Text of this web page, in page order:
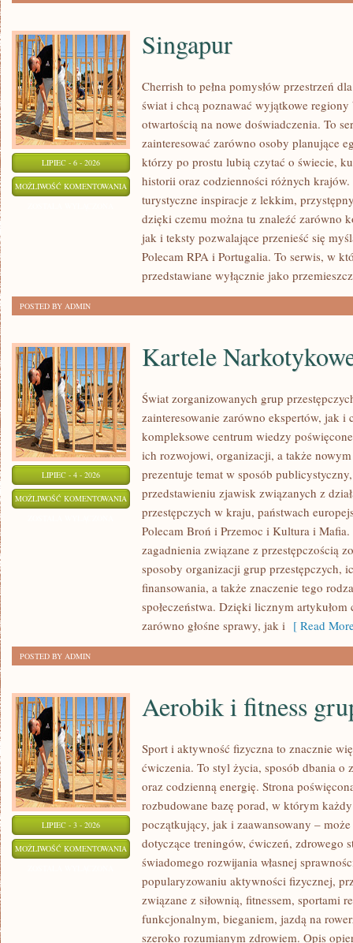
LIPIEC - 6 - 2026
MOŻLIWOŚĆ KOMENTOWANIA SINGAPUR
Singapur
Cherrish to pełna pomysłów przestrzeń
świat i chcą poznawać wyjątkowe
otwartością na nowe doświadczenia. To
zainteresować zarówno osoby planujące
którzy po prostu lubią czytać o świecie,
historii oraz codzienności różnych krajów.
turystyczne inspiracje z lekkim,
dzięki czemu można tu znaleźć zarówno
jak i teksty pozwalające przenieść się
Polecam RPA i Portugalia. To serwis, w
przedstawiane wyłącznie jako
POSTED BY ADMIN
LIPIEC - 4 - 2026
MOŻLIWOŚĆ KOMENTOWANIA KARTELE
NARKOTYKOWE
Kartele
Świat zorganizowanych grup
zainteresowanie zarówno ekspertów, jak i
kompleksowe centrum wiedzy
ich rozwojowi, organizacji, a także
prezentuje temat w sposób
przedstawieniu zjawisk związanych z
przestępczych w kraju, państwach
Polecam Broń i Przemoc i Kultura i
zagadnienia związane z przestępczością
sposoby organizacji grup przestępczych,
finansowania, a także znaczenie tego
społeczeństwa. Dzięki licznym
zarówno głośne sprawy, jak i [ Read
POSTED BY ADMIN
LIPIEC - 3 - 2026
MOŻLIWOŚĆ KOMENTOWANIA AEROBIK
FITNESS
GRUPOWY
Aerobik i fitness
Sport i aktywność fizyczna to znacznie
ćwiczenia. To styl życia, sposób dbania o
oraz codzienną energię. Strona
rozbudowane bazę porad, w którym
początkujący, jak i zaawansowany –
dotyczące treningów, ćwiczeń, zdrowego
świadomego rozwijania własnej
popularyzowaniu aktywności fizycznej,
związane z siłownią, fitnessem, sportami
funkcjonalnym, bieganiem, jazdą na
szeroko rozumianym zdrowiem. Opis